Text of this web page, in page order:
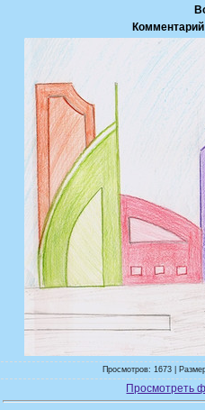
Просмотров: 1673 |
Просмотреть